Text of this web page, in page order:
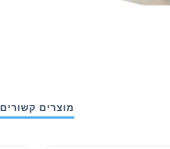
מוצרים קשורים